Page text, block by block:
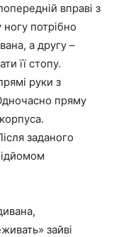
вправі з
потрібно
а другу –
її стопу.
руки з
пряму
заданого
зайві